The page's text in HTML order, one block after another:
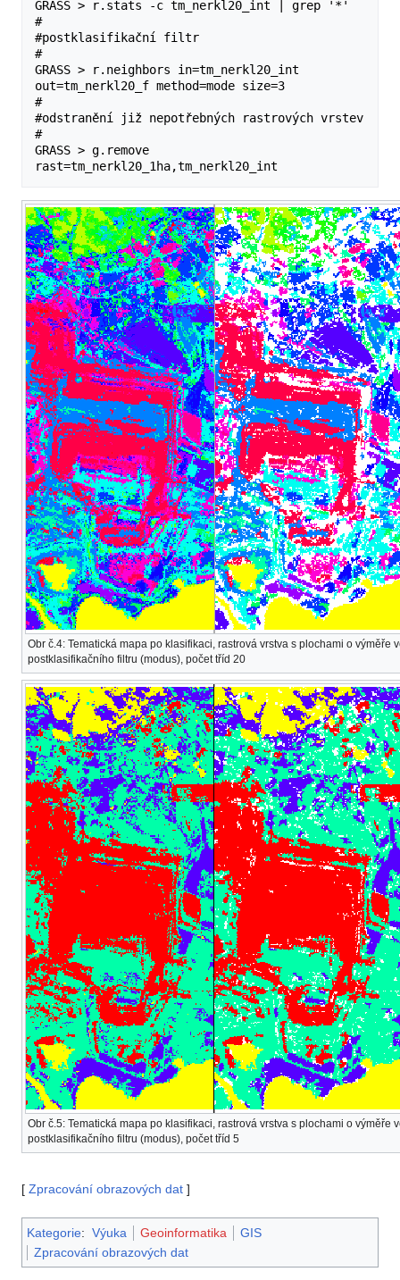
GRASS > r.stats -c tm_nerkl20_int | grep '*'
#
#postklasifikační filtr
#
GRASS > r.neighbors in=tm_nerkl20_int
out=tm_nerkl20_f method=mode size=3
#
#odstranění již nepotřebných rastrových vrstev
#
GRASS > g.remove
Obr č.4: Tematická mapa po klasifikaci, rastrová vrstva s plochami o výměře
postklasifikačního filtru (modus), počet tříd 20
Obr č.5: Tematická mapa po klasifikaci, rastrová vrstva s plochami o výměře
postklasifikačního filtru (modus), počet tříd 5
[ Zpracování obrazových dat ]
Kategorie: Výuka Geoinformatika
GIS
Zpracování obrazových dat